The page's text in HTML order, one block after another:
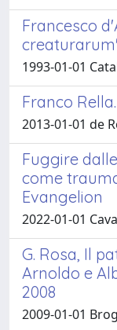
Francesco
1993-01-01
Franco
2013-01-01 de
Fuggire
come
Evangelion
2022-01-01
G. Rosa, Il
Arnoldo e
2008
2009-01-01